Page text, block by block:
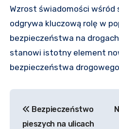
Wzrost świadomości wśród
odgrywa kluczową rolę w
bezpieczeństwa na
stanowi istotny element
bezpieczeństwa
wpisu
Bezpieczeństwo
pieszych na ulicach